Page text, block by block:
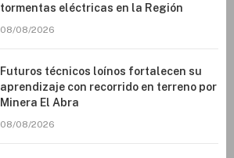
tormentas eléctricas en la Región
08/08/2026
Futuros técnicos loínos fortalecen su
aprendizaje con recorrido en terreno por
Minera El Abra
08/08/2026